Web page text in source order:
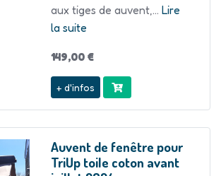
aux tiges de auvent,... Lire
la suite
149,00 €
+ d'infos
Auvent de fenêtre pour
TriUp toile coton avant